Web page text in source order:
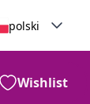
polski
Wishlist